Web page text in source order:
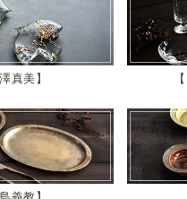
真美